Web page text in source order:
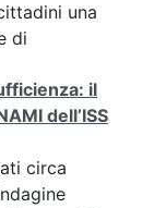
una
di
il
dell’ISS
circa